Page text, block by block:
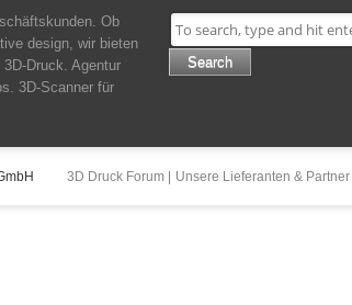
Ob
design, wir bieten
Druck. Agentur
3D-Scanner für
Search
3D Druck Forum Unsere Lieferanten & Partner